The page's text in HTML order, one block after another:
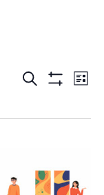
navigation
deRecherche
de
vues
Évènement
List